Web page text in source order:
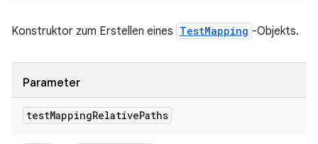
Konstruktor zum Erstellen eines TestMapping -Objekts.
Parameter
testMappingRelativePaths